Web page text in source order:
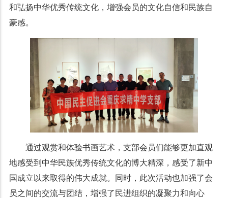
和弘扬中华优秀传统文化，增强会员的文化自信和民族自
豪感。
通过观赏和体验书画艺术，支部会员们能够更加直观
地感受到中华民族优秀传统文化的博大精深，感受了新中
国成立以来取得的伟大成就。同时，此次活动也加强了会
员之间的交流与团结，增强了民进组织的凝聚力和向心